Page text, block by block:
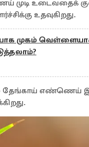
முடி உடைவதைக்
உதவுகிறது.
முகம்
எண்ணெய்